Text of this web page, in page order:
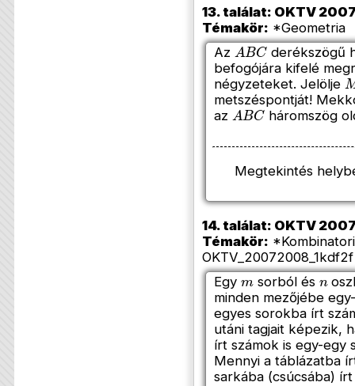
13. találat: OKTV
Témakör: *Geometria
Az ABCderékszögű
befogójára kifelé
négyzeteket. Jelölje
metszéspontját!
az ABCháromszög
Megtekintés
14. találat: OKTV
Témakör:
Egy msorból és n
minden mezőjébe
egyes sorokba írt
utáni tagjait képezik,
írt számok is egy-egy
Mennyi a táblázatba
sarkába (csúcsába)